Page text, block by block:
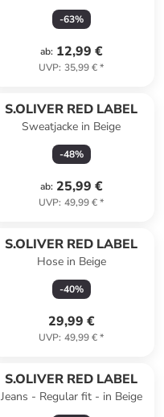
-63%
ab: 12,99 €
UVP: 35,99 €*
S.OLIVER RED LABEL
Sweatjacke in Beige
-48%
ab: 25,99 €
UVP: 49,99 €*
S.OLIVER RED LABEL
Hose in Beige
-40%
29,99 €
UVP: 49,99 €*
S.OLIVER RED LABEL
Jeans - Regular fit - in Beige